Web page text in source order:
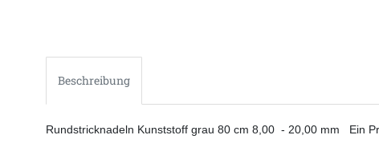
Beschreibung
Rundstricknadeln Kunststoff grau 80 cm 8,00 - 20,00 mm Ein